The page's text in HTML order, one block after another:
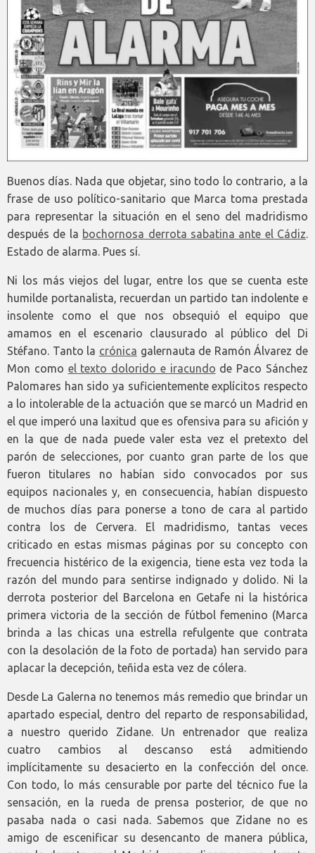
Buenos días. Nada que objetar, sino todo lo contrario, a la
frase de uso político-sanitario que Marca toma prestada
para representar la situación en el seno del madridismo
después de la bochornosa derrota sabatina ante el Cádiz.
Estado de alarma. Pues sí.
Ni los más viejos del lugar, entre los que se cuenta este
humilde portanalista, recuerdan un partido tan indolente e
insolente como el que nos obsequió el equipo que
amamos en el escenario clausurado al público del Di
Stéfano. Tanto la crónica galernauta de Ramón Álvarez de
Mon como el texto dolorido e iracundo de Paco Sánchez
Palomares han sido ya suficientemente explícitos respecto
a lo intolerable de la actuación que se marcó un Madrid en
el que imperó una laxitud que es ofensiva para su afición y
en la que de nada puede valer esta vez el pretexto del
parón de selecciones, por cuanto gran parte de los que
fueron titulares no habían sido convocados por sus
equipos nacionales y, en consecuencia, habían dispuesto
de muchos días para ponerse a tono de cara al partido
contra los de Cervera. El madridismo, tantas veces
criticado en estas mismas páginas por su concepto con
frecuencia histérico de la exigencia, tiene esta vez toda la
razón del mundo para sentirse indignado y dolido. Ni la
derrota posterior del Barcelona en Getafe ni la histórica
primera victoria de la sección de fútbol femenino (Marca
brinda a las chicas una estrella refulgente que contrata
con la desolación de la foto de portada) han servido para
aplacar la decepción, teñida esta vez de cólera.
Desde La Galerna no tenemos más remedio que brindar un
apartado especial, dentro del reparto de responsabilidad,
a nuestro querido Zidane. Un entrenador que realiza
cuatro cambios al descanso está admitiendo
implícitamente su desacierto en la confección del once.
Con todo, lo más censurable por parte del técnico fue la
sensación, en la rueda de prensa posterior, de que no
pasaba nada o casi nada. Sabemos que Zidane no es
amigo de escenificar su desencanto de manera pública,